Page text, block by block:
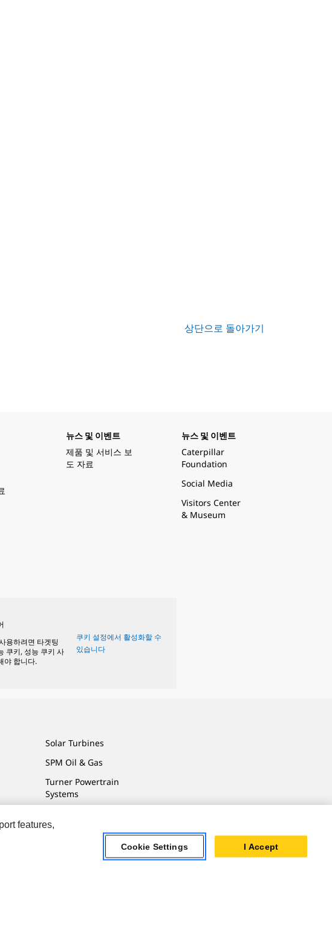
상단으로 돌아가기
뉴스 및 이벤트
제품 및 서비스 보
도 자료
뉴스 및 이벤트
Caterpillar
Foundation
Social Media
Visitors Center
& Museum
용하려면 타겟팅
쿠키, 성능 쿠키 사
야 합니다.
쿠키 설정에서 활성화할 수
있습니다
Solar Turbines
SPM Oil & Gas
Turner Powertrain
Systems
features,
Cookie Settings I Accept